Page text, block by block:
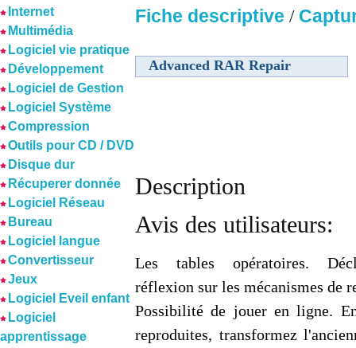
Internet
Multimédia
Logiciel vie pratique
Développement
Logiciel de Gestion
Logiciel Système
Compression
Outils pour CD / DVD
Disque dur
Récuperer donnée
Logiciel Réseau
Bureau
Logiciel langue
Convertisseur
Jeux
Logiciel Eveil enfant
Logiciel
apprentissage
Fiche descriptive /
Advanced RAR Repair
Description
Avis des utilisateurs:
Les tables opératoires.
réflexion sur les mécanismes de
Possibilité de jouer en ligne.
reproduites, transformez